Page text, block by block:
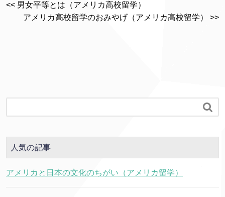
<< 男女平等とは（アメリカ高校留学）
アメリカ高校留学のおみやげ（アメリカ高校留学） >>

人気の記事
アメリカと日本の文化のちがい（アメリカ留学）